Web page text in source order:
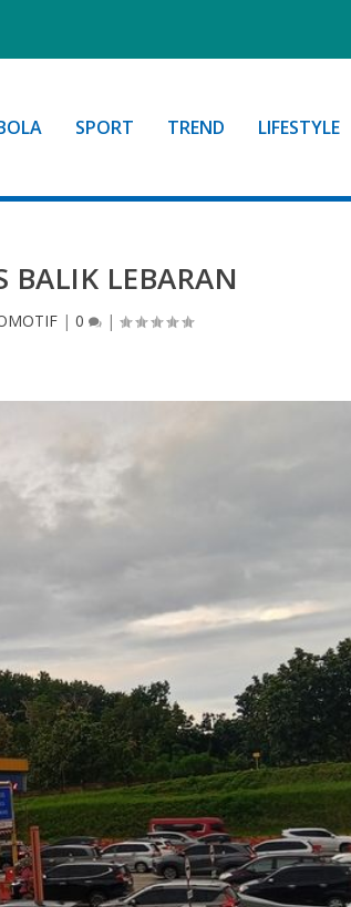
SPORT TREND LIFESTYLE
LEBARAN
|0 |